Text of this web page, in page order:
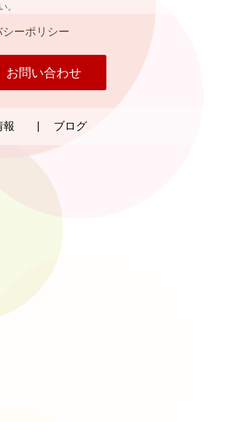
。
シーポリシー
お問い合わせ
報 ブログ